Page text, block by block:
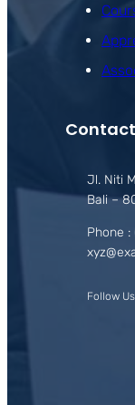
Jl. Niti
Bali –
Phone :
Follow